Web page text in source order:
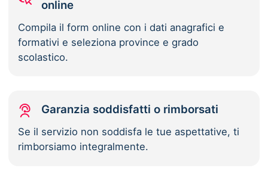
online
Compila il form online con i dati anagrafici e
formativi e seleziona province e grado
scolastico.
Garanzia soddisfatti o rimborsati
Se il servizio non soddisfa le tue aspettative, ti
rimborsiamo integralmente.